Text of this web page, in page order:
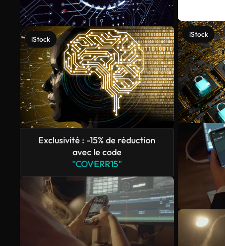
iStock
Exclusivité : -15% de réduction
avec le code
"COVERR15"
iStock